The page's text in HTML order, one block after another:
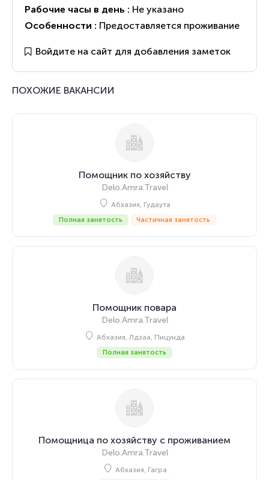
Рабочие часы в день : Не указано
Особенности : Предоставляется проживание
Войдите на сайт для добавления заметок
ПОХОЖИЕ ВАКАНСИИ
Помощник по хозяйству
Delo.Amra.Travel
Абхазия, Гудаута
Полная занятость Частичная занятость
Помощник повара
Delo.Amra.Travel
Абхазия, Лдзаа, Пицунда
Полная занятость
Помощница по хозяйству с проживанием
Delo.Amra.Travel
Абхазия, Гагра